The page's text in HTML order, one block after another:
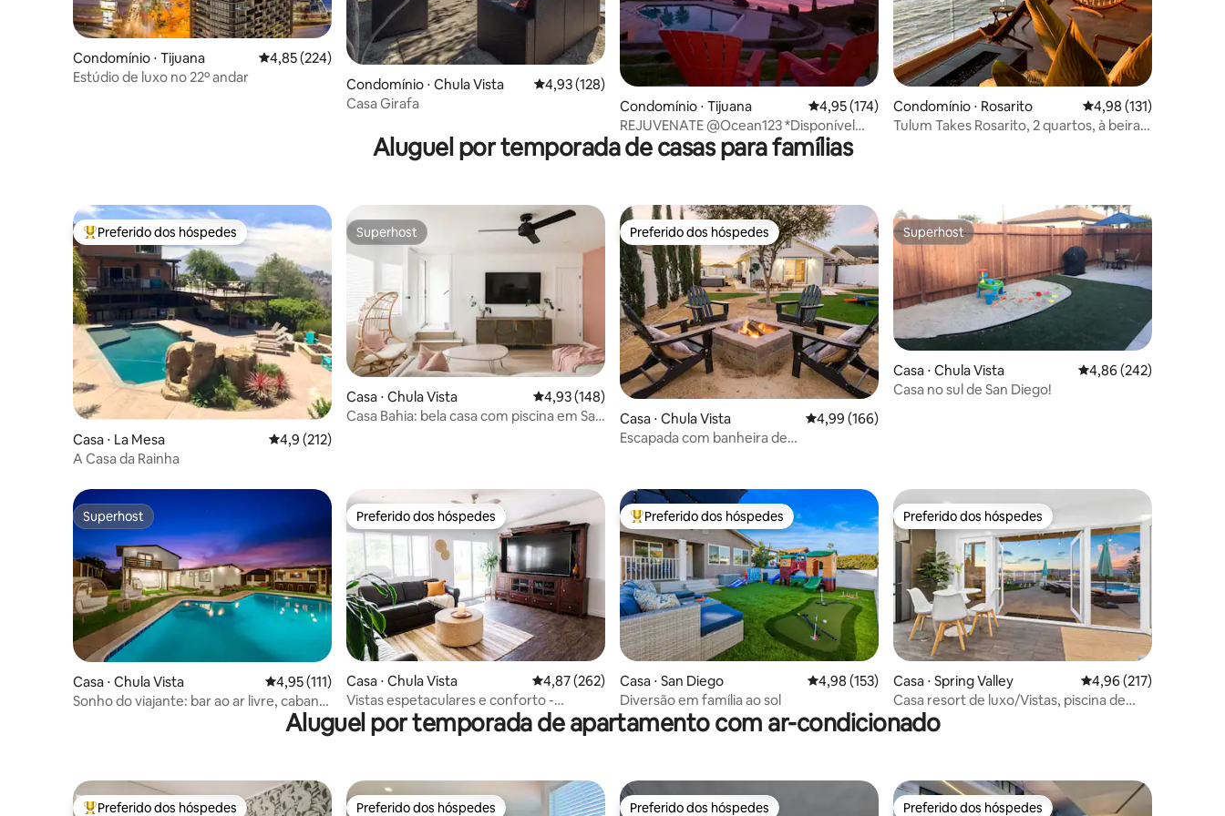
Condomínio ⋅ Tijuana 4,85 de uma avaliação média de 5, 224 avaliações
4,85 (224)
Estúdio de luxo no 22º andar
Condomínio ⋅ Chula Vista 4,93 de uma avaliação média de 5, 128 avaliações
4,93 (128)
Casa Girafa
Condomínio ⋅ Tijuana 4,95 de uma avaliação média de 5, 174 avaliações
4,95 (174)
REJUVENATE @Ocean123 *Disponível
agora, basta enviar mensagem*
Condomínio ⋅ Rosarito 4,98 de uma avaliação
4,98 (131)
Tulum Takes Rosarito, 2 quartos, à beira-
Aluguel por temporada de casas para famílias
Entre os melhores preferidos dos hóspedes
Preferido dos hóspedes
Casa ⋅ La Mesa 4,9 de uma avaliação média de 5, 212 avaliações
4,9 (212)
A Casa da Rainha
Superhost
Superhost
Casa ⋅ Chula Vista 4,93 de uma avaliação média de 5, 148 avaliações
4,93 (148)
Casa Bahia: bela casa com piscina em San
Preferido dos hóspedes
Preferido dos hóspedes
Casa ⋅ Chula Vista 4,99 de uma avaliação média de 5, 166 avaliações
4,99 (166)
Escapada com banheira de
Superhost
Superhost
Casa ⋅ Chula Vista 4,86 de uma avaliação
4,86 (242)
Casa no sul de San Diego!
Superhost
Superhost
Casa ⋅ Chula Vista 4,95 de uma avaliação média de 5, 111 avaliações
4,95 (111)
Sonho do viajante: bar ao ar livre, cabana,
Preferido dos hóspedes
Preferido dos hóspedes
Casa ⋅ Chula Vista 4,87 de uma avaliação média de 5, 262 avaliações
4,87 (262)
Vistas espetaculares e conforto -
Reserve agora! Cama king size!
Entre os melhores preferidos dos hóspedes
Preferido dos hóspedes
Casa ⋅ San Diego 4,98 de uma avaliação média de 5, 153 avaliações
4,98 (153)
Diversão em família ao sol
Preferido dos hóspedes
Preferido dos hóspedes
Casa ⋅ Spring Valley 4,96 de uma avaliação
4,96 (217)
Casa resort de luxo/Vistas, piscina de
água salgada/Spa!
Aluguel por temporada de apartamento com ar-condicionado
Preferido dos hóspedes Preferido dos hóspedes Preferido dos hóspedes Preferido dos hóspedes